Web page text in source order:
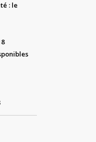
: le